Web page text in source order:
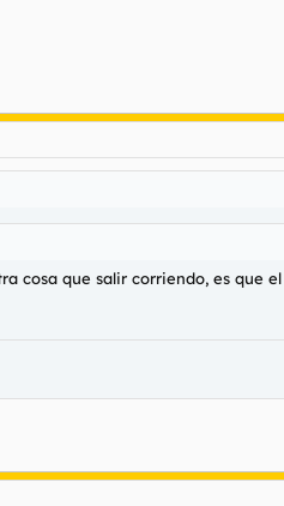
cosa que salir corriendo, es que